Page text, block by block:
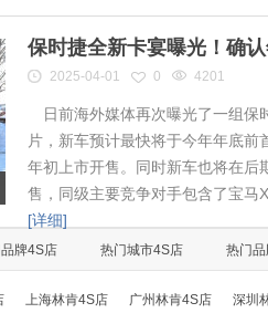
保时捷全新卡宴曝光！确
2025-04-01 0 4201
日前海外媒体再次曝光了一组保
片，新车预计最快将于今年年底
年初上市开售。同时新车也将在后
售，同级主要竞争对手包含了宝马
[详细]
牌4S店 热门城市4S店 热门
上海林肯4S店 广州林肯4S店
深圳